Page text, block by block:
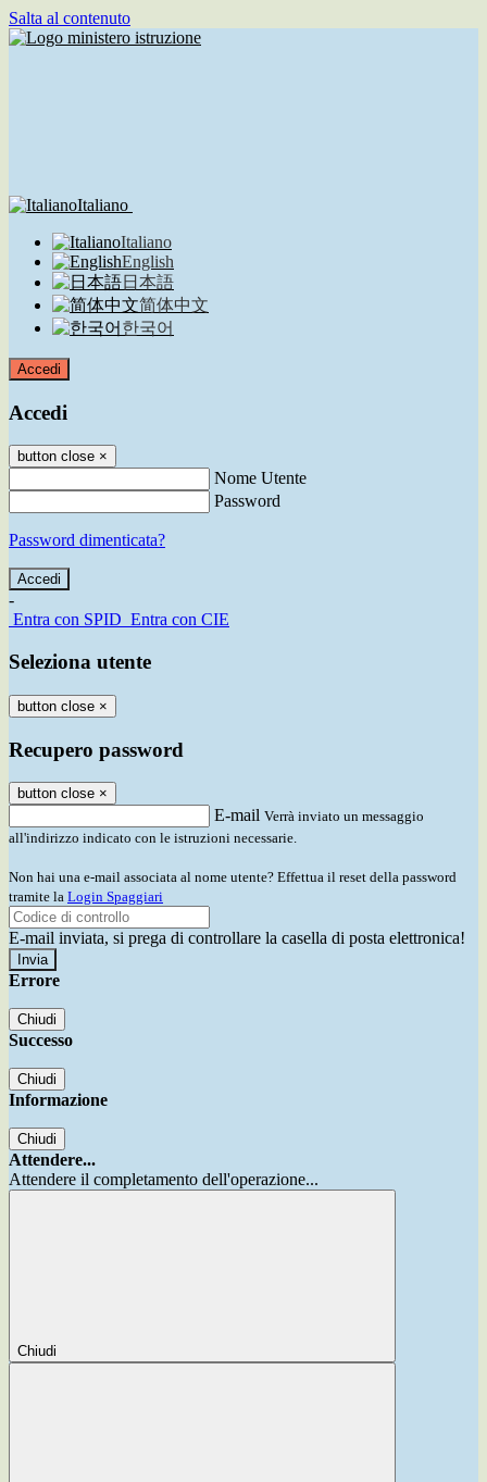
Salta al contenuto
Italiano
Italiano
English
日本語
简体中文
한국어
Accedi
Accedi
button close ×
Nome Utente
Password
Password dimenticata?
-
Entra con SPID Entra con CIE
Seleziona utente
button close ×
Recupero password
button close ×
E-mail Verrà inviato un messaggio
all'indirizzo indicato con le istruzioni necessarie.
Non hai una e-mail associata al nome utente? Effettua il reset della password
tramite la Login Spaggiari
E-mail inviata, si prega di controllare la casella di posta elettronica!
Errore
Chiudi
Successo
Chiudi
Informazione
Chiudi
Attendere...
Attendere il completamento dell'operazione...
Chiudi